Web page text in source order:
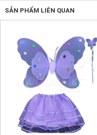
SẢN PHẨM LIÊN QUAN